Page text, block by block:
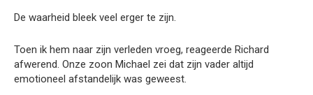
De waarheid bleek veel erger te zijn.
Toen ik hem naar zijn verleden vroeg, reageerde Richard
afwerend. Onze zoon Michael zei dat zijn vader altijd
emotioneel afstandelijk was geweest.